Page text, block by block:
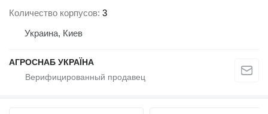
Количество корпусов 3
Украина, Киев
АГРОСНАБ УКРАЇНА